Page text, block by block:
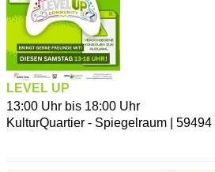
LEVEL UP
13:00 Uhr bis 18:00 Uhr
KulturQuartier - Spiegelraum
59494